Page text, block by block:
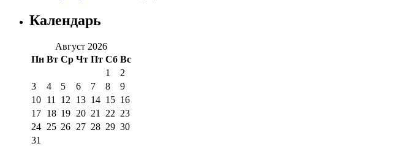
Календарь
Август 2026
Пн Вт Ср Чт Пт Сб Вс
1
2
3
4 5 6 7 8
9
10 11 12 13 14 15 16
17 18 19 20 21 22 23
24 25 26 27 28 29 30
31